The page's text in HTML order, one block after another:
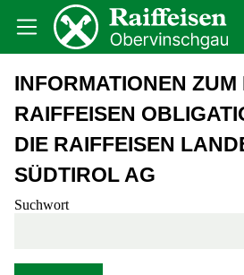
INFORMATIONEN
RAIFFEISEN
DIE RAIFFEISEN
SÜDTIROL AG
Suchwort